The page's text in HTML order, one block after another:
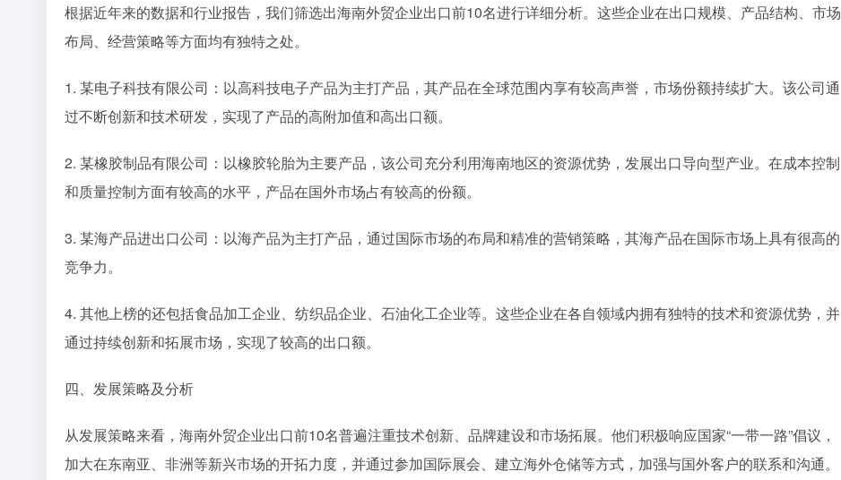
根据近年来的数据和行业报告，我们筛选出海南外贸企业出口前10名进行详细分析。这些企业在出口规模、产品结构、市场
布局、经营策略等方面均有独特之处。
1. 某电子科技有限公司：以高科技电子产品为主打产品，其产品在全球范围内享有较高声誉，市场份额持续扩大。该公司通
过不断创新和技术研发，实现了产品的高附加值和高出口额。
2. 某橡胶制品有限公司：以橡胶轮胎为主要产品，该公司充分利用海南地区的资源优势，发展出口导向型产业。在成本控制
和质量控制方面有较高的水平，产品在国外市场占有较高的份额。
3. 某海产品进出口公司：以海产品为主打产品，通过国际市场的布局和精准的营销策略，其海产品在国际市场上具有很高的
竞争力。
4. 其他上榜的还包括食品加工企业、纺织品企业、石油化工企业等。这些企业在各自领域内拥有独特的技术和资源优势，并
通过持续创新和拓展市场，实现了较高的出口额。
四、发展策略及分析
从发展策略来看，海南外贸企业出口前10名普遍注重技术创新、品牌建设和市场拓展。他们积极响应国家“一带一路”倡议，
加大在东南亚、非洲等新兴市场的开拓力度，并通过参加国际展会、建立海外仓储等方式，加强与国外客户的联系和沟通。